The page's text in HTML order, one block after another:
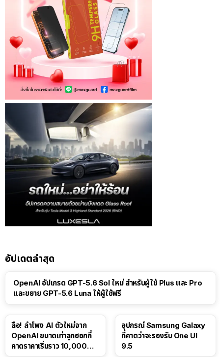
อัปเดตล่าสุด
OpenAI อัปเกรด GPT-5.6 Sol ใหม่ สำหรับผู้ใช้ Plus และ Pro
และขยาย GPT-5.6 Luna ให้ผู้ใช้ฟรี
ลือ! ลำโพง AI ตัวใหม่จาก
OpenAI ขนาดเท่าลูกฮอกกี้
คาดราคาเริ่มราว 10,000
อุปกรณ์ Samsung Galaxy
ที่คาดว่าจะรองรับ One UI
9.5